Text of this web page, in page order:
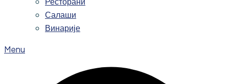
Салаши
Винарије
Menu